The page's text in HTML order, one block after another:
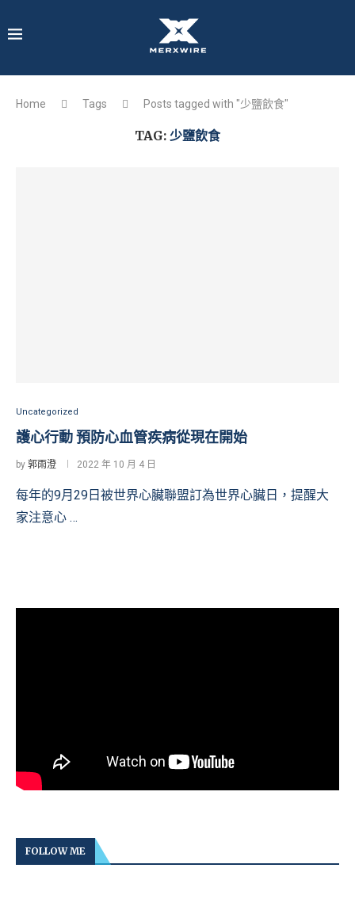
Home Tags Posts tagged with "少鹽飲食"
TAG: 少鹽飲食
Uncategorized
護心行動 預防心血管疾病從現在開始
by 郭雨澄 2022 年 10 月 4 日
每年的9月29日被世界心臟聯盟訂為世界心臟日，提醒大
家注意心 …
FOLLOW ME